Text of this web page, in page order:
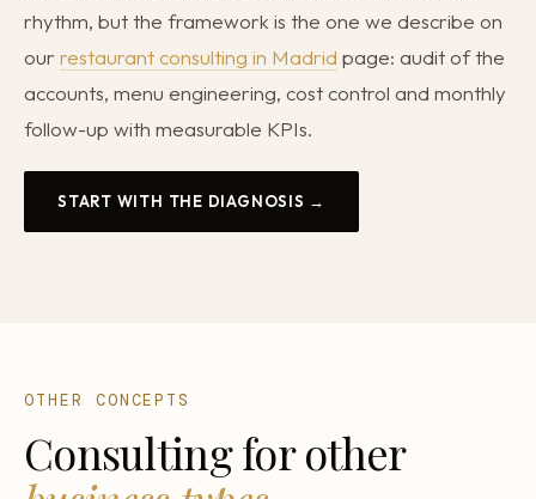
rhythm, but the framework is the one we describe on
our restaurant consulting in Madrid page: audit of the
accounts, menu engineering, cost control and monthly
follow-up with measurable KPIs.
START WITH THE DIAGNOSIS →
OTHER CONCEPTS
Consulting for other